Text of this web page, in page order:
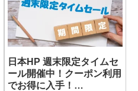
日本HP 週末限定タイムセ
ール開催中！クーポン利用
でお得に入手！